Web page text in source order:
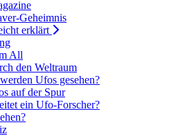
Geheimnis
erklärt
All
den Weltraum
Ufos gesehen?
auf der Spur
ein Ufo-Forscher?